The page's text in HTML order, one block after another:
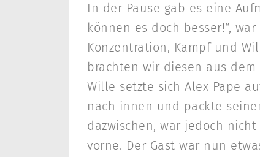
In der Pause gab es eine
können es doch besser!“,
Konzentration, Kampf und
brachten wir diesen aus
Wille setzte sich Alex Pape
nach innen und packte
dazwischen, war jedoch
vorne. Der Gast war nun